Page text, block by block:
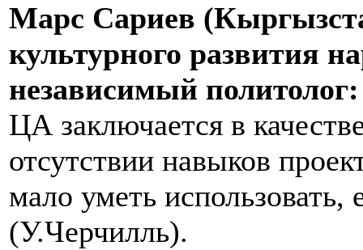
Марс Сариев
культурного развития
независимый политолог:
ЦА заключается в
отсутствии навыков
мало уметь использовать,
(У.Черчилль).